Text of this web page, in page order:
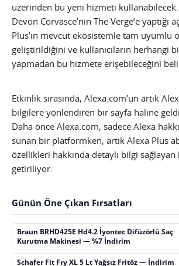
üzerinden bu yeni hizmeti
Devon Corvasce’nin The Verge’e yaptığı
Plus’ın mevcut ekosistemle tam uyumlu
geliştirildiğini ve kullanıcıların herhangi
yapmadan bu hizmete erişebileceğini
Etkinlik sırasında, Alexa.com’un artık
bilgilere yönlendiren bir sayfa haline
Daha önce Alexa.com, sadece Alexa
sunan bir platformken, artık Alexa Plus
özellikleri hakkında detaylı bilgi
getiriliyor.
Günün Öne Çıkan Fırsatları
Braun BRHD425E Hd4.2 İyontec Difüzörlü Saç
Kurutma Makinesi — %7 İndirim
Schafer Fit Fry XL 5 Lt Yağsız Fritöz — İndirim